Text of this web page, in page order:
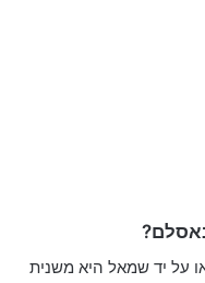
על יד שמאל היא משנית